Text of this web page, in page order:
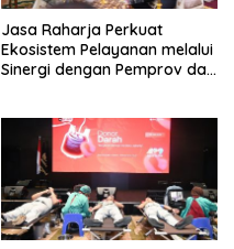
Jasa Raharja Perkuat
Ekosistem Pelayanan melalui
Sinergi dengan Pemprov dan